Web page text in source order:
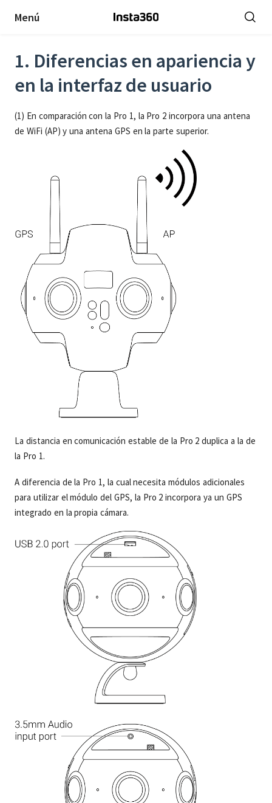
Menú
1. Diferencias en apariencia y
en la interfaz de usuario
(1) En comparación con la Pro 1, la Pro 2 incorpora una antena
de WiFi (AP) y una antena GPS en la parte superior.
La distancia en comunicación estable de la Pro 2 duplica a la de
la Pro 1.
A diferencia de la Pro 1, la cual necesita módulos adicionales
para utilizar el módulo del GPS, la Pro 2 incorpora ya un GPS
integrado en la propia cámara.